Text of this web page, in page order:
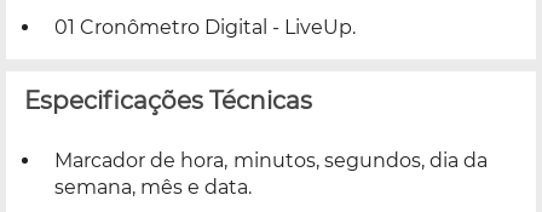
01 Cronômetro Digital - LiveUp.
Especificações Técnicas
Marcador de hora, minutos, segundos, dia da
semana, mês e data.